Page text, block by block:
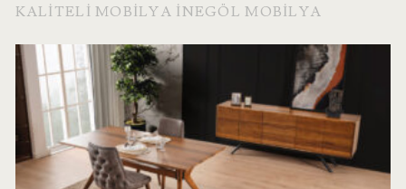
KALITELI MOBILYA İNEGÖL MOBILYA